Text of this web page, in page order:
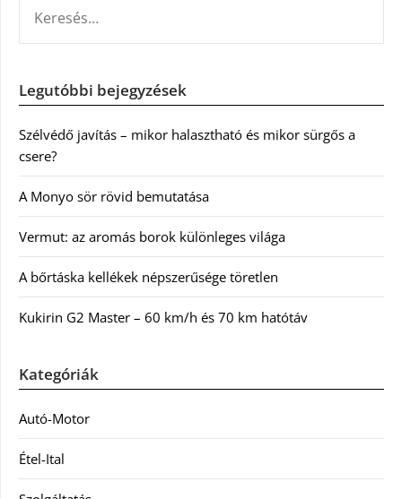
Legutóbbi bejegyzések
Szélvédő javítás – mikor halasztható és mikor sürgős a
csere?
A Monyo sör rövid bemutatása
Vermut: az aromás borok különleges világa
A bőrtáska kellékek népszerűsége töretlen
Kukirin G2 Master – 60 km/h és 70 km hatótáv
Kategóriák
Autó-Motor
Étel-Ital